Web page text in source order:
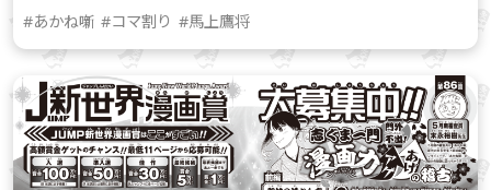
#あかね噺 #コマ割り #馬上鷹将